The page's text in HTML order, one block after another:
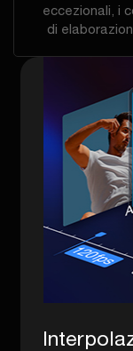
eccezionali, i
di